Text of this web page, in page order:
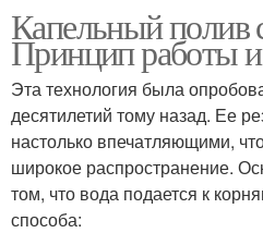
Капельный полив
Принцип работы
Эта технология была
десятилетий тому назад. Ее
настолько впечатляющими,
широкое распространение.
том, что вода подается к
способа: